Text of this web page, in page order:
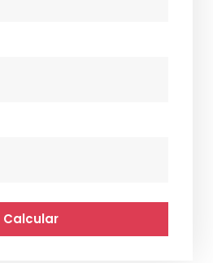
Calcular